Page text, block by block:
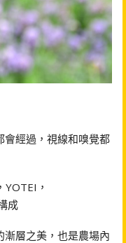
會經過，視線和嗅覺都
，
成
層之美，也是農場內